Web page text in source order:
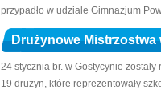
przypadło w udziale Gimnazjum
Drużynowe Mistrzostwa
24 stycznia br. w Gostycynie
19 drużyn, które reprezentowały